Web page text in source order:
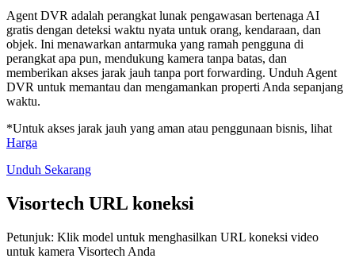
Agent DVR adalah perangkat lunak pengawasan bertenaga AI
gratis dengan deteksi waktu nyata untuk orang, kendaraan, dan
objek. Ini menawarkan antarmuka yang ramah pengguna di
perangkat apa pun, mendukung kamera tanpa batas, dan
memberikan akses jarak jauh tanpa port forwarding. Unduh Agent
DVR untuk memantau dan mengamankan properti Anda sepanjang
waktu.
*Untuk akses jarak jauh yang aman atau penggunaan bisnis, lihat
Harga
Unduh Sekarang
Visortech URL koneksi
Petunjuk: Klik model untuk menghasilkan URL koneksi video
untuk kamera Visortech Anda